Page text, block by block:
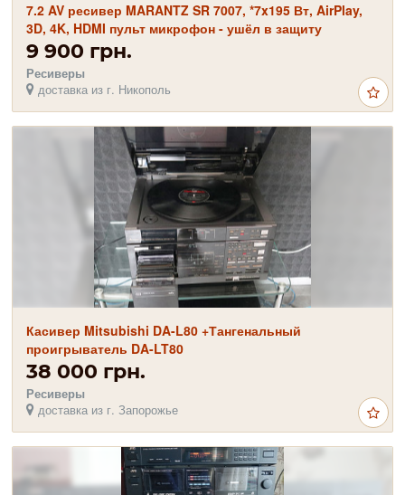
7.2 AV ресивер MARANTZ SR 7007, *7x195 Вт, AirPlay,
3D, 4K, HDMI пульт микрофон - ушёл в защиту
9 900 грн.
Ресиверы
доставка из г. Никополь
Касивер Mitsubishi DA-L80 +Тангенальный
проигрыватель DA-LT80
38 000 грн.
Ресиверы
доставка из г. Запорожье